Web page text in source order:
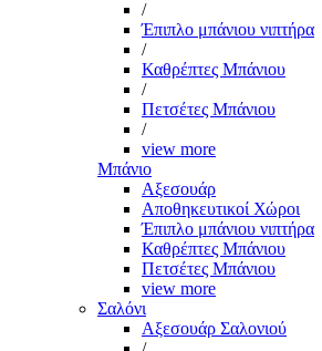
/
Έπιπλο μπάνιου νιπτήρα
/
Καθρέπτες Μπάνιου
/
Πετσέτες Μπάνιου
/
view more
Μπάνιο
Αξεσουάρ
Αποθηκευτικοί Χώροι
Έπιπλο μπάνιου νιπτήρα
Καθρέπτες Μπάνιου
Πετσέτες Μπάνιου
view more
Σαλόνι
Αξεσουάρ Σαλονιού